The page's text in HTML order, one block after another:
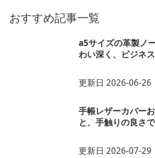
おすすめ記事一覧
a5サイズの革製ノ
わい深く、ビジネ
更新日2026-06-26
手帳レザーカバー
と、手触りの良さ
更新日2026-07-29